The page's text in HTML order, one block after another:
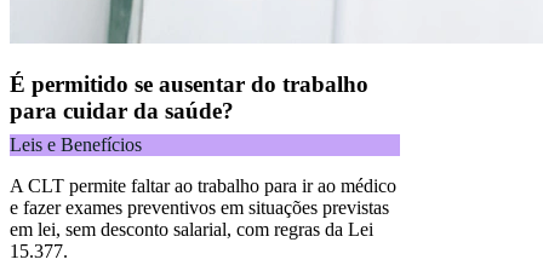
É permitido se ausentar do trabalho
para cuidar da saúde?
Leis e Benefícios
A CLT permite faltar ao trabalho para ir ao médico
e fazer exames preventivos em situações previstas
em lei, sem desconto salarial, com regras da Lei
15.377.